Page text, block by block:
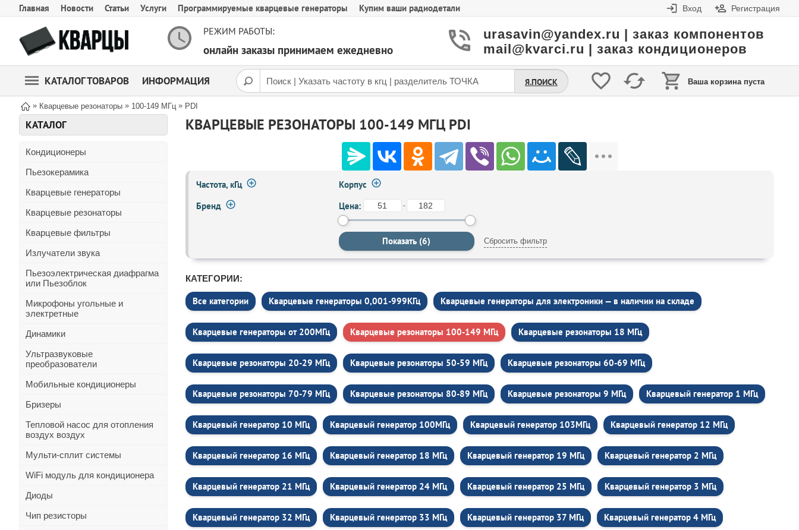
Главная Новости Статьи Услуги Программируемые кварцевые генераторы Купим ваши радиодетали Вход Регистрация
РЕЖИМ РАБОТЫ:
онлайн заказы принимаем ежедневно
urasavin@yandex.ru | заказ компонентов
mail@kvarci.ru | заказ кондиционеров
КАТАЛОГ ТОВАРОВ ИНФОРМАЦИЯ Ваша корзина пуста
Я.ПОИСК
» Кварцевые резонаторы » 100-149 МГц » PDI
КАТАЛОГ
Кондиционеры
Пьезокерамика
Кварцевые генераторы
Кварцевые резонаторы
Кварцевые фильтры
Излучатели звука
Пьезоэлектрическая диафрагма
или Пьезоблок
Микрофоны угольные и
электретные
Динамики
Ультразвуковые
преобразователи
Мобильные кондиционеры
Бризеры
Тепловой насос для отопления
воздух воздух
Мульти-сплит системы
WiFi модуль для кондиционера
Диоды
Чип резисторы
КВАРЦЕВЫЕ РЕЗОНАТОРЫ 100-149 МГЦ PDI
Частота, кГц
Корпус
Бренд
Цена: -
Сбросить фильтр
КАТЕГОРИИ:
Все категории Кварцевые генераторы 0,001-999КГц Кварцевые генераторы для электроники — в наличии на складе
Кварцевые генераторы от 200МГц Кварцевые резонаторы 100-149 МГц Кварцевые резонаторы 18 МГц
Кварцевые резонаторы 20-29 МГц Кварцевые резонаторы 50-59 МГц Кварцевые резонаторы 60-69 МГц
Кварцевые резонаторы 70-79 МГц Кварцевые резонаторы 80-89 МГц Кварцевые резонаторы 9 МГц Кварцевый генератор 1 МГц
Кварцевый генератор 10 МГц Кварцевый генератор 100МГц Кварцевый генератор 103МГц Кварцевый генератор 12 МГц
Кварцевый генератор 16 МГц Кварцевый генератор 18 МГц Кварцевый генератор 19 МГц Кварцевый генератор 2 МГц
Кварцевый генератор 21 МГц Кварцевый генератор 24 МГц Кварцевый генератор 25 МГц Кварцевый генератор 3 МГц
Кварцевый генератор 32 МГц Кварцевый генератор 33 МГц Кварцевый генератор 37 МГц Кварцевый генератор 4 МГц